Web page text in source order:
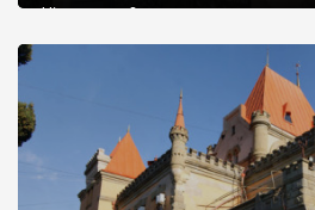
Ніжин греки?